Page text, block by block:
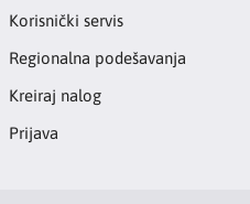
Korisnički servis
Regionalna podešavanja
Kreiraj nalog
Prijava